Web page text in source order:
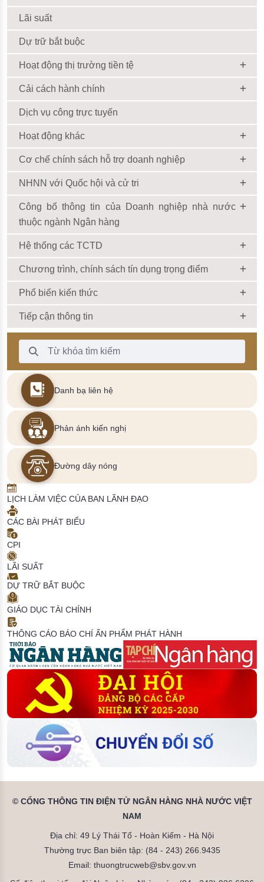
Lãi suất
Dự trữ bắt buộc
Hoạt động thị trường tiền tệ
Cải cách hành chính
Dịch vụ công trực tuyến
Hoạt động khác
Cơ chế chính sách hỗ trợ doanh nghiệp
NHNN với Quốc hội và cử tri
Công bố thông tin của Doanh nghiệp nhà nước
thuộc ngành Ngân hàng
Hệ thống các TCTD
Chương trình, chính sách tín dụng trọng điểm
Phổ biến kiến thức
Tiếp cận thông tin
Thanh Tìm kiếm
Danh bạ liên hệ
Phản ánh kiến nghị
Đường dây nóng
LỊCH LÀM VIỆC CỦA BAN LÃNH ĐẠO
CÁC BÀI PHÁT BIỂU
CPI
LÃI SUẤT
DỰ TRỮ BẮT BUỘC
GIÁO DỤC TÀI CHÍNH
THÔNG CÁO BÁO CHÍ ẤN PHẨM PHÁT HÀNH
© CỔNG THÔNG TIN ĐIỆN TỬ NGÂN HÀNG NHÀ NƯỚC VIỆT
NAM
Địa chỉ: 49 Lý Thái Tổ - Hoàn Kiếm - Hà Nội
Thường trực Ban biên tập: (84 - 243) 266.9435
Email: thuongtrucweb@sbv.gov.vn